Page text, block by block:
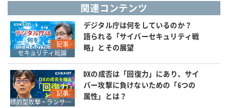
関連コンテンツ
記事
セキュリティ総論
デジタル庁は何をしているのか？
語られる「サイバーセキュリティ戦
略」とその展望
記事
標的型攻撃・ランサムウェア対策
DXの成否は「回復力」にあり、サイ
バー攻撃に負けないための「6つの
属性」とは？